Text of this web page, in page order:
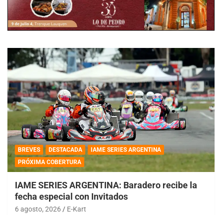
BREVES DESTACADA
IAME SERIES ARGENTINA
PRÓXIMA COBERTURA
IAME SERIES ARGENTINA: Baradero recibe la
fecha especial con Invitados
6 agosto, 2026 E-Kart